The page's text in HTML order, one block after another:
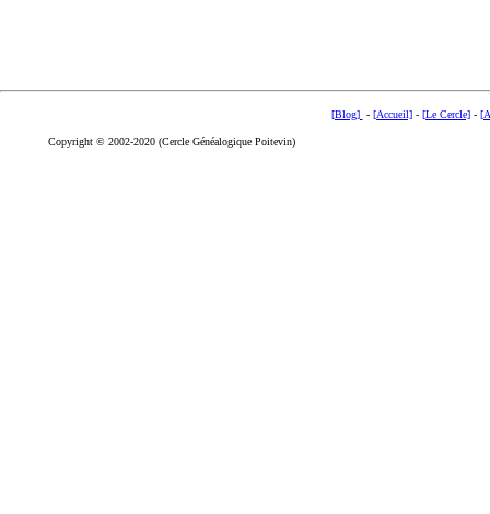
[Blog] - [Accueil]- [Le Cercle]-
Copyright © 2002-2020 (Cercle Généalogique Poitevin)